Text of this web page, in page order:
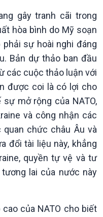
Nông nghiệp & Biển đảo
Tin Nông nghiệp & Biển
vàng
đảo Việt Nam
tình biên giới và hải
Tìm hiểu biển, đảo Việt
gây tranh cãi trong
hòa bình do Mỹ soạn
sự hoài nghi đáng
Bản dự thảo ban đầu
các cuộc thảo luận với
được coi là có lợi cho
mở rộng của NATO,
và công nhận các
quan chức châu Âu và
đổi tài liệu này, khẳng
quyền tự vệ và tư
lai của nước này
của NATO cho biết